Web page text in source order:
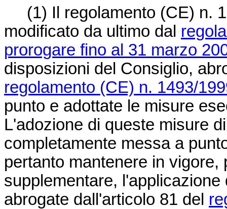
(1) Il regolamento (CE) n.
modificato da ultimo dal
prorogare fino al 31 marzo
disposizioni del Consiglio,
regolamento (CE) n. 1493/
punto e adottate le misure
L'adozione di queste misure
completamente messa a
pertanto mantenere in vigore,
supplementare,
abrogate dall'articolo 81 del